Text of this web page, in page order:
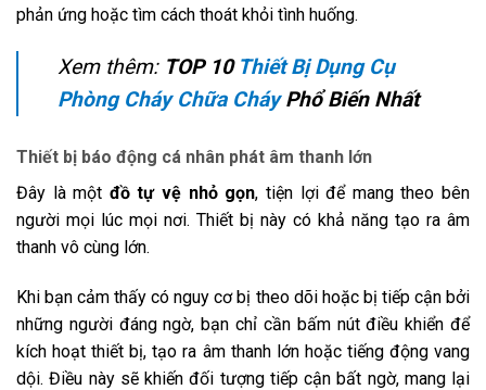
phản ứng hoặc tìm cách thoát khỏi tình huống.
Xem thêm: TOP 10 Thiết Bị Dụng Cụ
Phòng Cháy Chữa CháyPhổ Biến Nhất
Thiết bị báo động cá nhân phát âm thanh lớn
Đây là một đồ tự vệ nhỏ gọn, tiện lợi để mang theo bên
người mọi lúc mọi nơi. Thiết bị này có khả năng tạo ra âm
thanh vô cùng lớn.
Khi bạn cảm thấy có nguy cơ bị theo dõi hoặc bị tiếp cận bởi
những người đáng ngờ, bạn chỉ cần bấm nút điều khiển để
kích hoạt thiết bị, tạo ra âm thanh lớn hoặc tiếng động vang
dội. Điều này sẽ khiến đối tượng tiếp cận bất ngờ, mang lại